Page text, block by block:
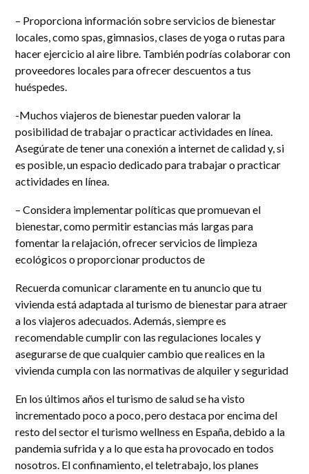
– Proporciona información sobre servicios de bienestar
locales, como spas, gimnasios, clases de yoga o rutas para
hacer ejercicio al aire libre. También podrías colaborar con
proveedores locales para ofrecer descuentos a tus
huéspedes.
-Muchos viajeros de bienestar pueden valorar la
posibilidad de trabajar o practicar actividades en línea.
Asegúrate de tener una conexión a internet de calidad y, si
es posible, un espacio dedicado para trabajar o practicar
actividades en línea.
– Considera implementar políticas que promuevan el
bienestar, como permitir estancias más largas para
fomentar la relajación, ofrecer servicios de limpieza
ecológicos o proporcionar productos de
Recuerda comunicar claramente en tu anuncio que tu
vivienda está adaptada al turismo de bienestar para atraer
a los viajeros adecuados. Además, siempre es
recomendable cumplir con las regulaciones locales y
asegurarse de que cualquier cambio que realices en la
vivienda cumpla con las normativas de alquiler y seguridad
En los últimos años el turismo de salud se ha visto
incrementado poco a poco, pero destaca por encima del
resto del sector el turismo wellness en España, debido a la
pandemia sufrida y a lo que esta ha provocado en todos
nosotros. El confinamiento, el teletrabajo, los planes